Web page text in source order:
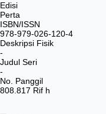
Edisi
Perta
ISBN/ISSN
978-979-026-120-4
Deskripsi Fisik
-
Judul Seri
-
No. Panggil
808.817 Rif h